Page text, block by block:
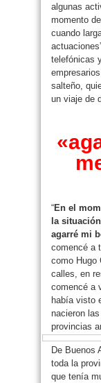
algunas
momento
cuando
telefónicas
salteño,
un viaje de
“En el
la
agarré mi
comencé a
como Hugo
calles, en
comencé a
había visto
nacieron
provincias
De Buenos
toda la
que tenía